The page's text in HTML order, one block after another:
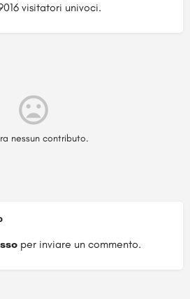
visitatori univoci.
nessun contributo.
per inviare un commento.